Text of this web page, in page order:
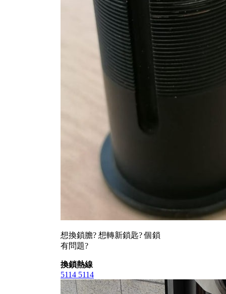
想換鎖膽? 想轉新鎖匙? 個鎖
有問題?
換鎖熱線
5114 5114